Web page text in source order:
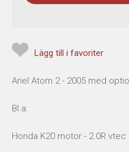
Lägg till i favoriter
Ariel Atom 2 - 2005 med
Bl.a:
Honda K20 motor - 2.0R vtec